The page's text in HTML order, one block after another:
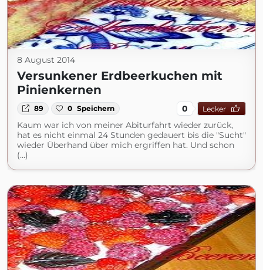
8 August 2014
Versunkener Erdbeerkuchen mit
Pinienkernen
89 0 Speichern 0 Lecker
Kaum war ich von meiner Abiturfahrt wieder zurück,
hat es nicht einmal 24 Stunden gedauert bis die "Sucht"
wieder Überhand über mich ergriffen hat. Und schon
(...)